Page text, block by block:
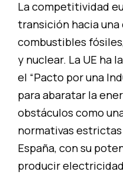
La competitividad
transición hacia
combustibles
y nuclear. La UE ha
el “Pacto por una
para abaratar la
obstáculos como
normativas
España, con su
producir